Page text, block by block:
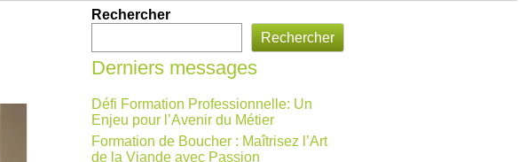
Rechercher
Rechercher
Derniers messages
Défi Formation Professionnelle: Un
Enjeu pour l’Avenir du Métier
Formation de Boucher : Maîtrisez l’Art
de la Viande avec Passion